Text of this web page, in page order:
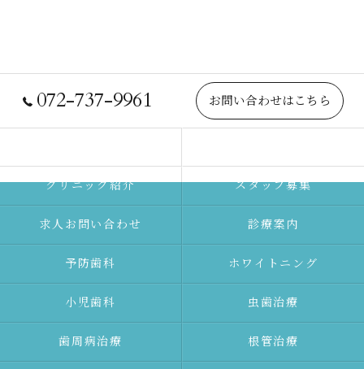
072-737-9961 お問い合わせはこちら
クリニック紹介 スタッフ募集
求人お問い合わせ 診療案内
予防⻭科 ホワイトニング
⼩児⻭科 ⾍⻭治療
⻭周病治療 根管治療